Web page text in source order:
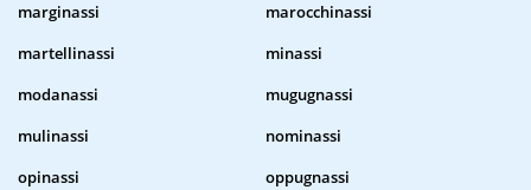
marginassi
marocchinassi
martellinassi
minassi
modanassi
mugugnassi
mulinassi
nominassi
opinassi
oppugnassi